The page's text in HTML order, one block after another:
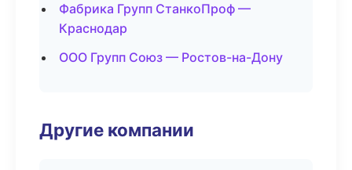
Фабрика Групп СтанкоПроф —
Краснодар
ООО Групп Союз — Ростов-на-Дону
Другие компании